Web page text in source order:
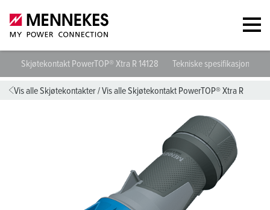
Skjøtekontakt PowerTOP® Xtra R 14128 Tekniske spesifikasjoner
Vis alle Skjøtekontakter/Vis alle Skjøtekontakt PowerTOP® Xtra R